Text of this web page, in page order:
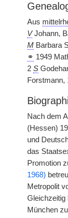
Aus
VJohann,
M Barbara
⚭ 1949
2 S
Forstmann,
Nach dem
(Hessen)
und
das
Promotion
1968)
Metropolit
Gleichzeitig
München